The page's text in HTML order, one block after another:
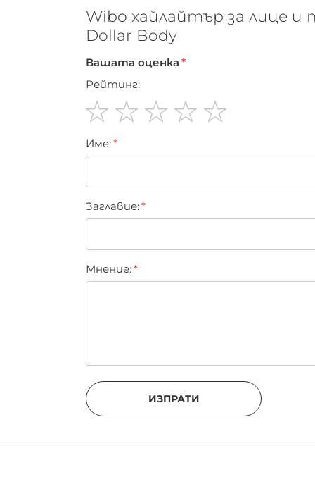
Wibo хайлайтър за лице и
Dollar Body
Вашата оценка
Рейтинг:
star
stars
stars
stars
stars
Име:
Заглавиe:
Мнение:
ИЗПРАТИ